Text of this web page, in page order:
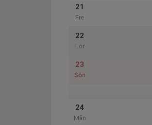
21
Fre
22
Lör
23
Sön
24
Mån